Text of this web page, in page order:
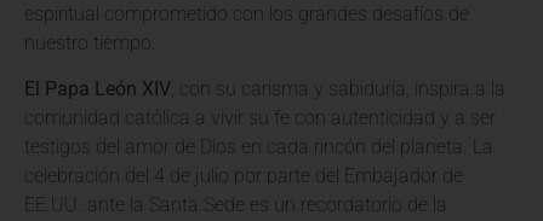
espiritual comprometido con los grandes desafíos de
nuestro tiempo.
El Papa León XIV, con su carisma y sabiduría, inspira a la
comunidad católica a vivir su fe con autenticidad y a ser
testigos del amor de Dios en cada rincón del planeta. La
celebración del 4 de julio por parte del Embajador de
EE.UU. ante la Santa Sede es un recordatorio de la